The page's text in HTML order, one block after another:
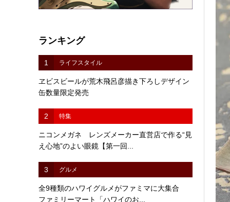
ランキング
1 ライフスタイル
ヱビスビールが荒木飛呂彦描き下ろしデザイン
缶数量限定発売
2 特集
ニコンメガネ レンズメーカー直営店で作る“見
え心地”のよい眼鏡【第一回...
3 グルメ
全9種類のハワイグルメがファミマに大集合
ファミリーマート「ハワイのお...